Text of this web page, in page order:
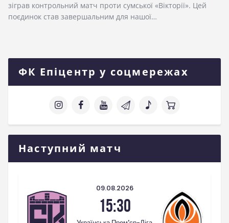
зіграв контрольний матч проти сумської «Вікторії». Цей
поєдинок став завершальним для нашої…
ФК Епіцентр у соцмережах
Наступний матч
09.08.2026
15:30